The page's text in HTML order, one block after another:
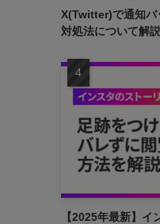
X(Twitter)で通知バ
対処法について解説
【2025年最新】イ